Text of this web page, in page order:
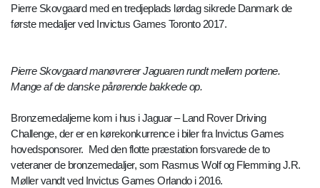
Pierre Skovgaard med en tredjeplads lørdag sikrede Danmark de
første medaljer ved Invictus Games Toronto 2017.
Pierre Skovgaard manøvrerer Jaguaren rundt mellem portene.
Mange af de danske pårørende bakkede op.
Bronzemedaljerne kom i hus i Jaguar – Land Rover Driving
Challenge, der er en kørekonkurrence i biler fra Invictus Games
hovedsponsorer. Med den flotte præstation forsvarede de to
veteraner de bronzemedaljer, som Rasmus Wolf og Flemming J.R.
Møller vandt ved Invictus Games Orlando i 2016.